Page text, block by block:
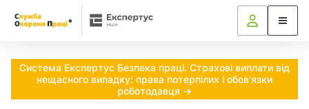
Система Експертус Безпека праці. Страхові виплати від
нещасного випадку: права потерпілих і обов’язки
роботодавця →
Ч
о